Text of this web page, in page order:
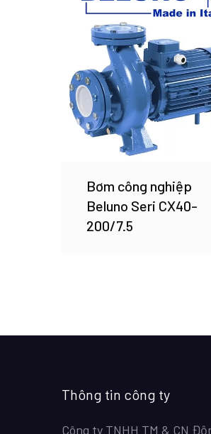
Bơm công nghiệp
Beluno Seri CX40-
200/7.5
Thông tin công ty
Công ty TNHH TM & CN